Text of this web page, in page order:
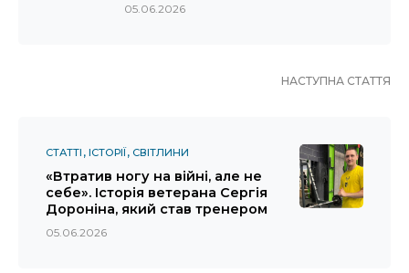
05.06.2026
НАСТУПНА СТАТТЯ
СТАТТІ ІСТОРІЇ СВІТЛИНИ
«Втратив ногу на війні, але не
себе». Історія ветерана Сергія
Дороніна, який став тренером
05.06.2026